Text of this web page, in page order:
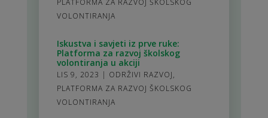
VOLONTIRANJA
Iskustva i savjeti iz prve ruke:
Platforma za razvoj školskog
volontiranja u akciji
LIS 9, 2023 | ODRŽIVI RAZVOJ,
PLATFORMA ZA RAZVOJ ŠKOLSKOG
VOLONTIRANJA